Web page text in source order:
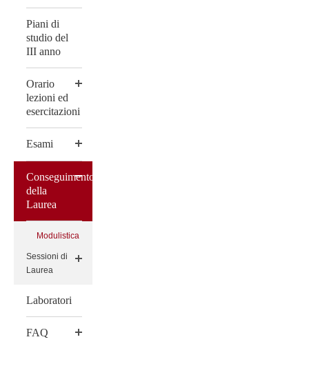
Piani di
studio del
III anno
Orario
lezioni ed
esercitazioni
Esami
Conseguimento
della
Laurea
Modulistica
Sessioni di
Laurea
Laboratori
FAQ